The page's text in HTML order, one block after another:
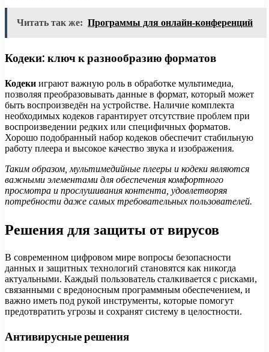
Читать так же: Программы для онлайн-конференций
Кодеки: ключ к разнообразию форматов
Кодеки играют важную роль в обработке мультимедиа,
позволяя преобразовывать данные в формат, который может
быть воспроизведён на устройстве. Наличие комплекта
необходимых кодеков гарантирует отсутствие проблем при
воспроизведении редких или специфичных форматов.
Хорошо подобранный набор кодеков обеспечит стабильную
работу плеера и высокое качество звука и изображения.
Таким образом, мультимедийные плееры и кодеки являются
важными элементами для обеспечения комфортного
просмотра и прослушивания контента, удовлетворяя
потребности даже самых требовательных пользователей.
Решения для защиты от вирусов
В современном цифровом мире вопросы безопасности
данных и защитных технологий становятся как никогда
актуальными. Каждый пользователь сталкивается с рисками,
связанными с вредоносным программным обеспечением, и
важно иметь под рукой инструменты, которые помогут
предотвратить угрозы и сохранят систему в целостности.
Антивирусные решения